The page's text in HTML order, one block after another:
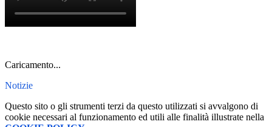
Caricamento...
Notizie
Questo sito o gli strumenti terzi da questo utilizzati si avvalgono di
cookie necessari al funzionamento ed utili alle finalità illustrate nella